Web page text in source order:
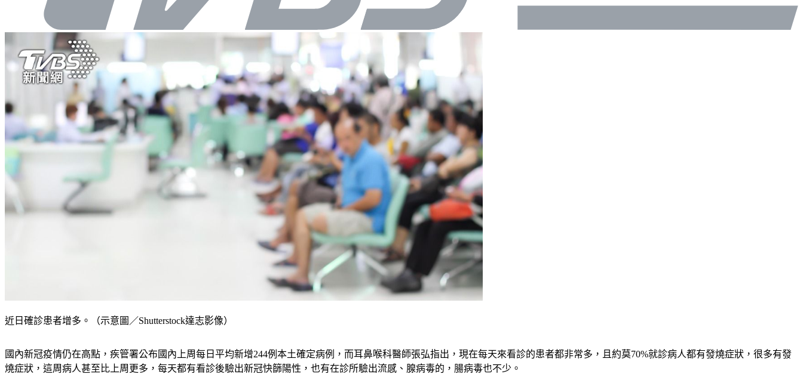
近日確診患者增多。（示意圖／Shutterstock達志影像）
國內新冠疫情仍在高點，疾管署公布國內上周每日平均新增244例本土確定病例，而耳鼻喉科醫師張弘指出，現在每天來看診的患者都非常多，且約莫70%就診病人都有發燒症狀，很多有發
燒症狀，這周病人甚至比上周更多，每天都有看診後驗出新冠快篩陽性，也有在診所驗出流感、腺病毒的，腸病毒也不少。